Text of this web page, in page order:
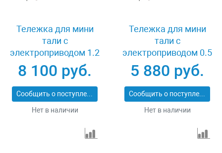
Тележка для мини
тали с
электроприводом 1.2
т TOHO TD-1A
8 100 руб.
Сообщить о поступлении
Нет в наличии
Тележка для мини
тали с
электроприводом 0.5
т TOHO TD-0.5
5 880 руб.
Сообщить о поступлении
Нет в наличии